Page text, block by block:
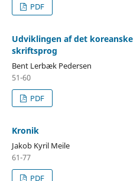
PDF
Udviklingen af det koreanske
skriftsprog
Bent Lerbæk Pedersen
51-60
PDF
Kronik
Jakob Kyril Meile
61-77
PDF